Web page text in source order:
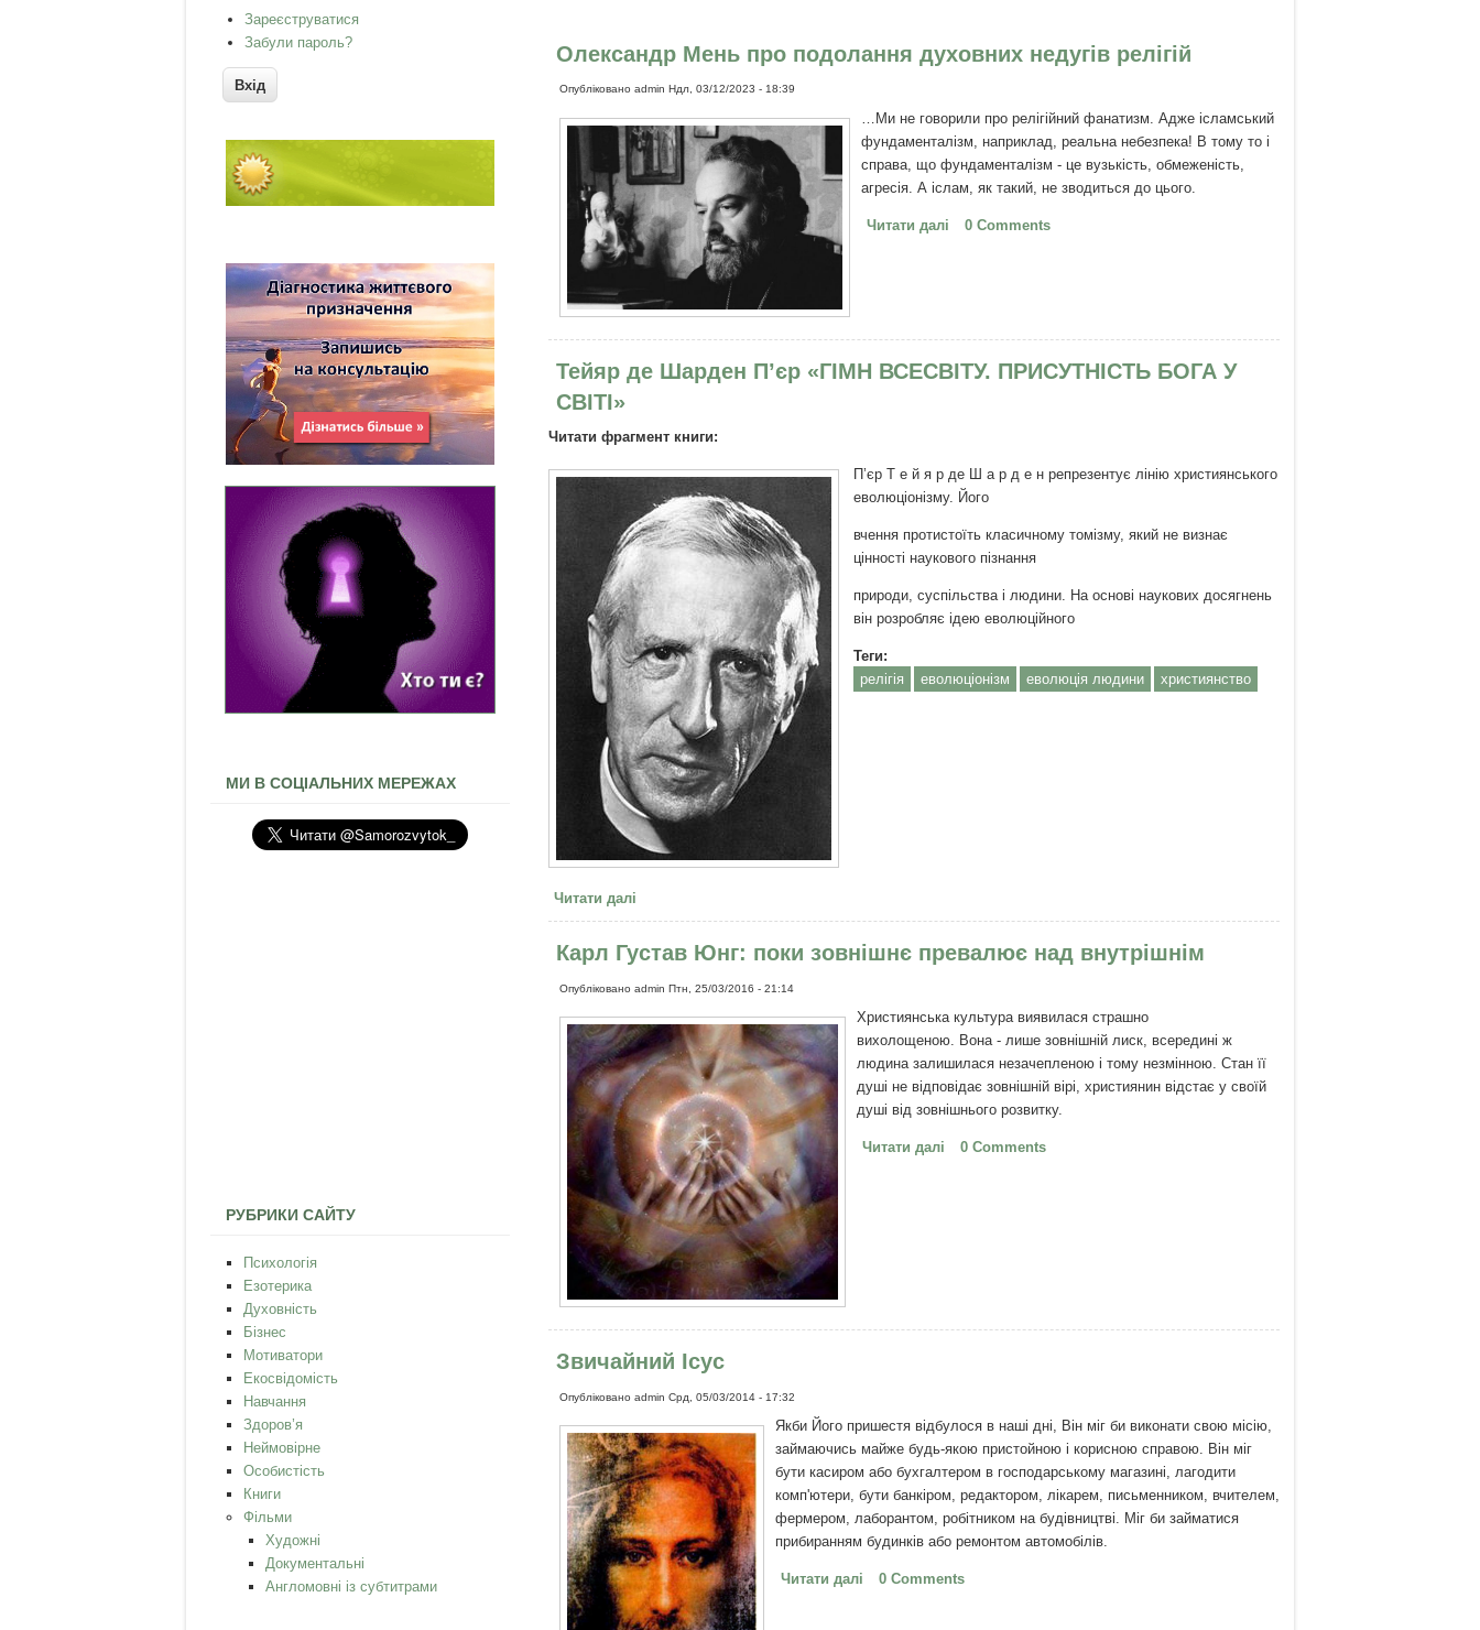
Олександр Мень про подолання духовних недугів релігій
Опублікованоadmin Ндл, 03/12/2023 - 18:39
…Ми не говорили про релігійний фанатизм. Адже ісламський
фундаменталізм, наприклад, реальна небезпека! В тому то і
справа, що фундаменталізм - це вузькість, обмеженість,
агресія. А іслам, як такий, не зводиться до цього.
Читати далі про Олександр Мень про подолання
0 Comments
Тейяр де Шарден П’єр «ГІМН ВСЕСВІТУ. ПРИСУТНІСТЬ БОГА У
СВІТІ»
Читати фрагмент книги:
П’єр Т е й я р де Ш а р д е н репрезентує лінію християнського
еволюціонізму. Його
вчення протистоїть класичному томізму, який не визнає
цінності наукового пізнання
природи, суспільства і людини. На основі наукових досягнень
він розробляє ідею еволюційного
Теги:
релігія
еволюціонізм еволюція людини християнство
Читати далі
Карл Густав Юнг: поки зовнішнє превалює над внутрішнім
Опублікованоadmin Птн, 25/03/2016 - 21:14
Християнська культура виявилася страшно
вихолощеною. Вона - лише зовнішній лиск, всередині ж
людина залишилася незачепленою і тому незмінною. Стан її
душі не відповідає зовнішній вірі, християнин відстає у своїй
душі від зовнішнього розвитку.
Читати далі про Карл Густав Юнг: поки зовнішнє
0 Comments
Звичайний Ісус
Опублікованоadmin Срд, 05/03/2014 - 17:32
Якби Його пришестя відбулося в наші дні, Він міг би виконати свою місію,
займаючись майже будь-якою пристойною і корисною справою. Він міг
бути касиром або бухгалтером в господарському магазині, лагодити
комп'ютери, бути банкіром, редактором, лікарем, письменником, вчителем,
фермером, лаборантом, робітником на будівництві. Міг би займатися
прибиранням будинків або ремонтом автомобілів.
Читати далі про Звичайний Ісус
0 Comments
Зареєструватися
Забули пароль?
МИ В СОЦІАЛЬНИХ МЕРЕЖАХ
РУБРИКИ САЙТУ
Психологія
Езотерика
Духовність
Бізнес
Мотиватори
Екосвідомість
Навчання
Здоров’я
Неймовірне
Особистість
Книги
Фільми
Художні
Документальні
Англомовні із субтитрами